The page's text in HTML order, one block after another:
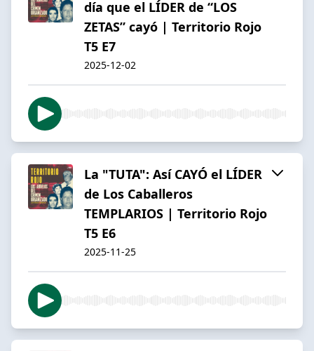
día que el LÍDER de “LOS
ZETAS” cayó | Territorio Rojo
T5 E7
2025-12-02
La "TUTA": Así CAYÓ el LÍDER
de Los Caballeros
TEMPLARIOS | Territorio Rojo
T5 E6
2025-11-25